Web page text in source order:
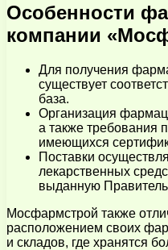
Особенности
компании
Для получения
существует
база.
Организация
а также требования
имеющихся
Поставки
лекарственных
выданную
Мосфармстрой также
расположением своих
и складов, где хранятся